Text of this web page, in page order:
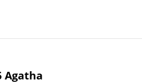
Agatha